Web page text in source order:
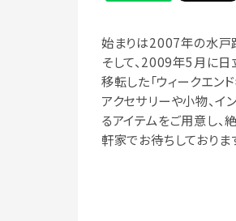
始まりは2007年の水戸路
そして、2009年5月に
移転した「ウィークエンド
アクセサリーや小物、
るアイテムをご用意し
軒家でお待ちしておりま